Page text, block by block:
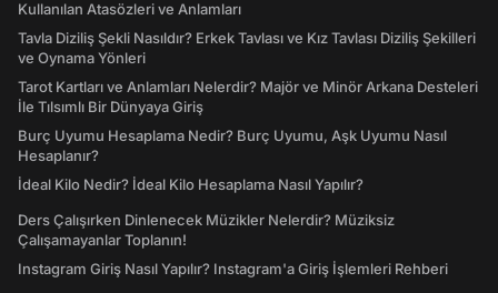
Kullanılan Atasözleri ve Anlamları
Tavla Diziliş Şekli Nasıldır? Erkek Tavlası ve Kız Tavlası Diziliş Şekilleri
ve Oynama Yönleri
Tarot Kartları ve Anlamları Nelerdir? Majör ve Minör Arkana Desteleri
İle Tılsımlı Bir Dünyaya Giriş
Burç Uyumu Hesaplama Nedir? Burç Uyumu, Aşk Uyumu Nasıl
Hesaplanır?
İdeal Kilo Nedir? İdeal Kilo Hesaplama Nasıl Yapılır?
Ders Çalışırken Dinlenecek Müzikler Nelerdir? Müziksiz
Çalışamayanlar Toplanın!
Instagram Giriş Nasıl Yapılır? Instagram'a Giriş İşlemleri Rehberi